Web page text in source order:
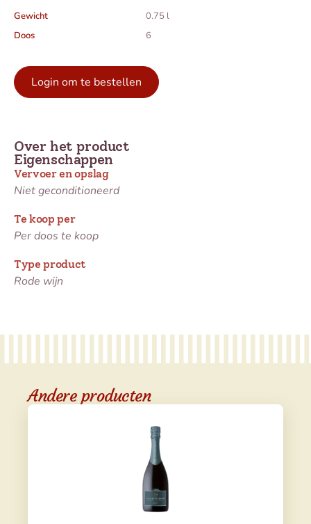
Gewicht
0.75 l
Doos
6
Login om te bestellen
Eigenschappen
Vervoer en opslag
Niet geconditioneerd
Te koop per
Per doos te koop
Type product
Rode wijn
Over het product
Andere producten